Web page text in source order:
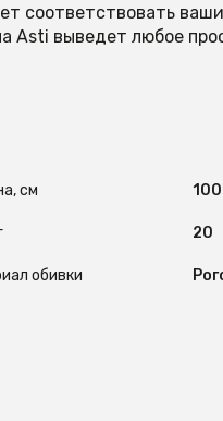
соответствовать
Asti выведет любое
см 100
20
обивки